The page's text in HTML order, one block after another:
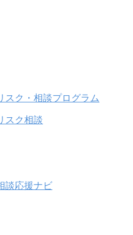
スク・相談プログラム
スク相談
談応援ナビ